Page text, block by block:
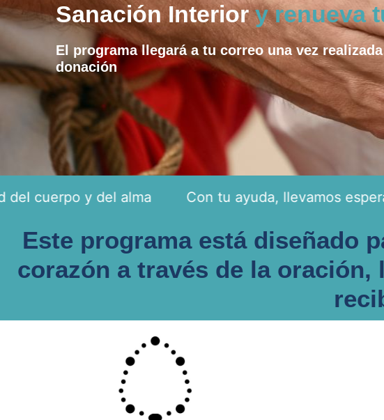
Sanación Interiory renueva
El programa llegará a tu correo una vez
donación
del alma Con tu ayuda, llevamos esperanza a
Este programa está diseñado
corazón a través de la